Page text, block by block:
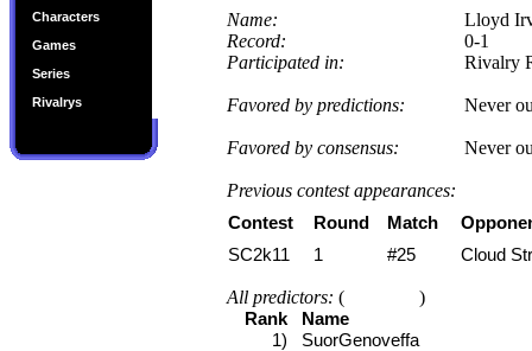
Characters
Games
Series
Rivalrys
Name:
Lloyd
Record:
0-1
Participated in:
Rivalry
Favored by predictions: Never
Favored by consensus: Never
Previous contest appearances:
Contest Round Match
SC2k11
1 #25 Cloud
All predictors: ( )
Rank
Name
1)
SuorGenoveffa